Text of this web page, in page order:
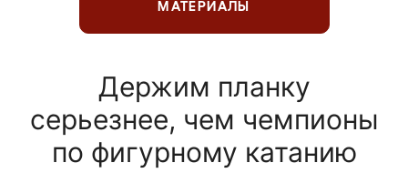
МАТЕРИАЛЫ
Держим планку
серьезнее, чем чемпионы
по фигурному катанию